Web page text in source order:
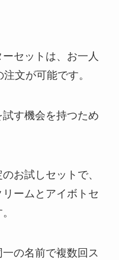
セットは、お一人
文が可能です。
す機会を持つため
お試しセットで、
ームとアイボトセ
の名前で複数回ス